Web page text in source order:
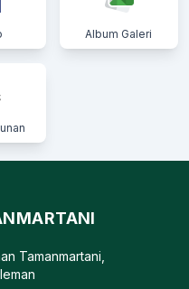
Album Galeri
Tamanmartani,